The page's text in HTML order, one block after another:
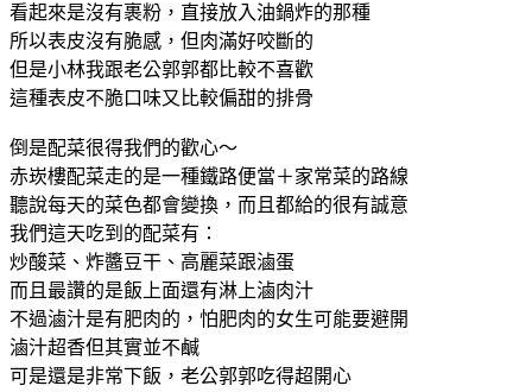
看起來是沒有裹粉，直接放入油鍋炸的那種
所以表皮沒有脆感，但肉滿好咬斷的
但是小林我跟老公郭郭都比較不喜歡
這種表皮不脆口味又比較偏甜的排骨
倒是配菜很得我們的歡心～
赤崁樓配菜走的是一種鐵路便當＋家常菜的路線
聽說每天的菜色都會變換，而且都給的很有誠意
我們這天吃到的配菜有：
炒酸菜、炸醬豆干、高麗菜跟滷蛋
而且最讚的是飯上面還有淋上滷肉汁
不過滷汁是有肥肉的，怕肥肉的女生可能要避開
滷汁超香但其實並不鹹
可是還是非常下飯，老公郭郭吃得超開心